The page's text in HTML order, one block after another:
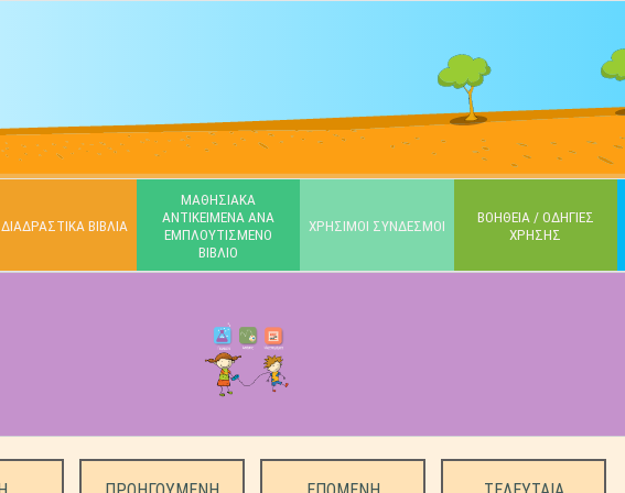
ΔΙΑΔΡΑΣΤΙΚΑ ΒΙΒΛΙΑ
ΜΑΘΗΣΙΑΚΑ
ΑΝΤΙΚΕΙΜΕΝΑ ΑΝΑ
ΕΜΠΛΟΥΤΙΣΜΕΝΟ
ΒΙΒΛΙΟ
ΧΡΗΣΙΜΟΙ ΣΥΝΔΕΣΜΟΙ
ΒΟΗΘΕΙΑ / ΟΔΗΓΙΕΣ
ΧΡΗΣΗΣ